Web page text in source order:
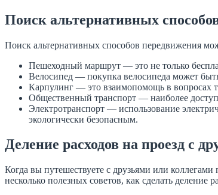
Поиск альтернативных
Поиск альтернативных способов передвижения
Пешеходный маршрут — это не только
Велосипед — покупка велосипеда может
Карпулинг — это взаимопомощь в вопросах
Общественный транспорт — наиболее
Электротранспорт — использование
экологически безопасным.
Деление расходов на проезд с
Когда вы путешествуете с друзьями или
несколько полезных советов, как сделать